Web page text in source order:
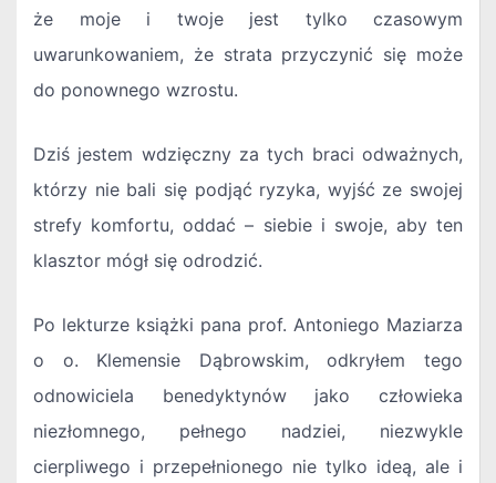
że moje i twoje jest tylko czasowym
uwarunkowaniem, że strata przyczynić się może
do ponownego wzrostu.
Dziś jestem wdzięczny za tych braci odważnych,
którzy nie bali się podjąć ryzyka, wyjść ze swojej
strefy komfortu, oddać – siebie i swoje, aby ten
klasztor mógł się odrodzić.
Po lekturze książki pana prof. Antoniego Maziarza
o o. Klemensie Dąbrowskim, odkryłem tego
odnowiciela benedyktynów jako człowieka
niezłomnego, pełnego nadziei, niezwykle
cierpliwego i przepełnionego nie tylko ideą, ale i